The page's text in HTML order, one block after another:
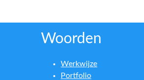
Woorden
Werkwijze
Portfolio